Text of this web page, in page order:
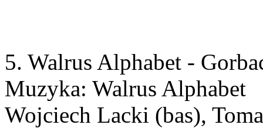
5. Walrus Alphabet -
Muzyka: Walrus Alphabet
Wojciech Lacki (bas),